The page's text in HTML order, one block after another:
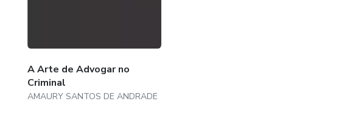
A Arte de Advogar no
Criminal
AMAURY SANTOS DE ANDRADE